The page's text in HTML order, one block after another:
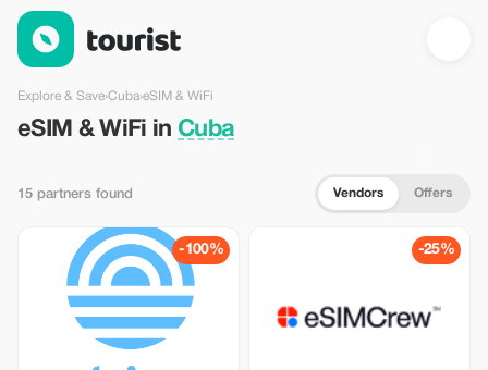
eSIM & WiFi in Cuba — Tourist
Explore & Save›Cuba›eSIM & WiFi
eSIM & WiFi in Cuba
15 partners found Vendors Offers
-100% -25%